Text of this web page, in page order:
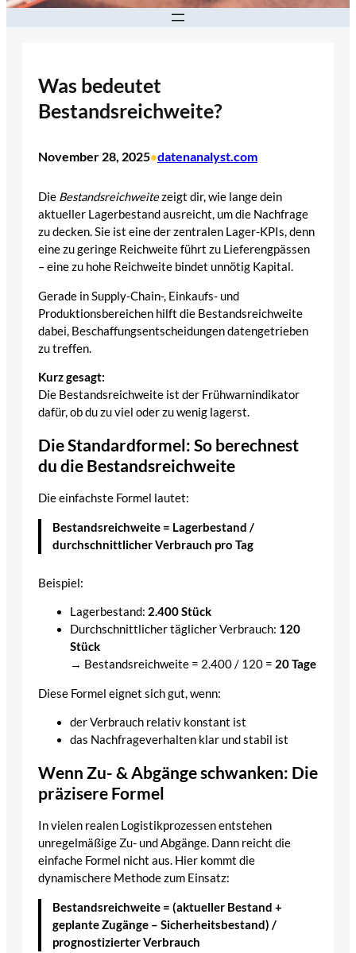
Was bedeutet
Bestandsreichweite?
November 28, 2025•datenanalyst.com
Die Bestandsreichweitezeigt dir, wie lange dein
aktueller Lagerbestand ausreicht, um die Nachfrage
zu decken. Sie ist eine der zentralen Lager-KPIs, denn
eine zu geringe Reichweite führt zu Lieferengpässen
– eine zu hohe Reichweite bindet unnötig Kapital.
Gerade in Supply-Chain-, Einkaufs- und
Produktionsbereichen hilft die Bestandsreichweite
dabei, Beschaffungsentscheidungen datengetrieben
zu treffen.
Kurz gesagt:
Die Bestandsreichweite ist der Frühwarnindikator
dafür, ob du zu viel oder zu wenig lagerst.
Die Standardformel: So berechnest
du die Bestandsreichweite
Die einfachste Formel lautet:
Bestandsreichweite = Lagerbestand /
durchschnittlicher Verbrauch pro Tag
Beispiel:
Lagerbestand: 2.400 Stück
Durchschnittlicher täglicher Verbrauch: 120
Stück
→ Bestandsreichweite = 2.400 / 120 = 20 Tage
Diese Formel eignet sich gut, wenn:
der Verbrauch relativ konstant ist
das Nachfrageverhalten klar und stabil ist
Wenn Zu- & Abgänge schwanken: Die
präzisere Formel
In vielen realen Logistikprozessen entstehen
unregelmäßige Zu- und Abgänge. Dann reicht die
einfache Formel nicht aus. Hier kommt die
dynamischere Methode zum Einsatz:
Bestandsreichweite = (aktueller Bestand +
geplante Zugänge – Sicherheitsbestand) /
prognostizierter Verbrauch